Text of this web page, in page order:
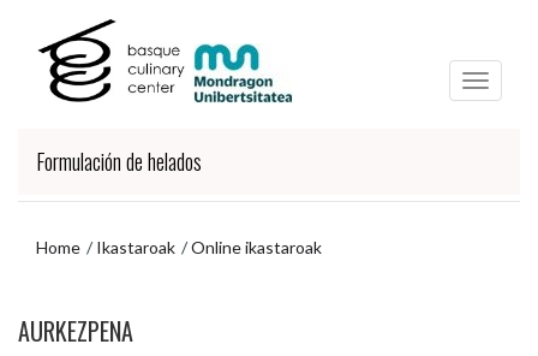
Formulación de helados
Home Ikastaroak Online ikastaroak
menuraAURKEZPENA